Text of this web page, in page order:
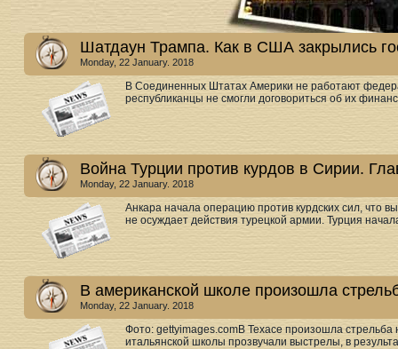
Шатдаун Трампа. Как в США закрылись
Monday, 22 January. 2018
В Соединенных Штатах Америки не работают
республиканцы не смогли договориться об их
Война Турции против курдов в Сирии.
Monday, 22 January. 2018
Анкара начала операцию против курдских сил, что
не осуждает действия турецкой армии. Турция
В американской школе произошла
Monday, 22 January. 2018
Фото: gettyimages.comВ Техасе произошла
итальянской школы прозвучали выстрелы, в